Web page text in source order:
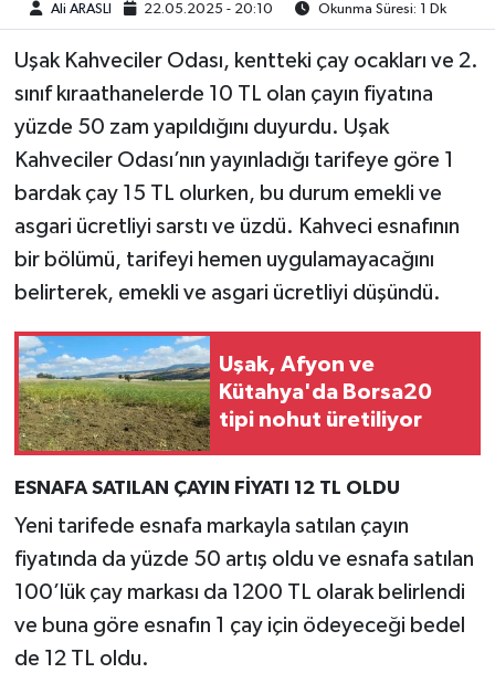
Ali ARASLI 22.05.2025 - 20:10 Okunma Süresi: 1 Dk
Uşak Kahveciler Odası, kentteki çay ocakları ve 2.
sınıf kıraathanelerde 10 TL olan çayın fiyatına
yüzde 50 zam yapıldığını duyurdu. Uşak
Kahveciler Odası’nın yayınladığı tarifeye göre 1
bardak çay 15 TL olurken, bu durum emekli ve
asgari ücretliyi sarstı ve üzdü. Kahveci esnafının
bir bölümü, tarifeyi hemen uygulamayacağını
belirterek, emekli ve asgari ücretliyi düşündü.
Uşak, Afyon ve
Kütahya'da Borsa20
tipi nohut üretiliyor
ESNAFA SATILAN ÇAYIN FİYATI 12 TL OLDU
Yeni tarifede esnafa markayla satılan çayın
fiyatında da yüzde 50 artış oldu ve esnafa satılan
100’lük çay markası da 1200 TL olarak belirlendi
ve buna göre esnafın 1 çay için ödeyeceği bedel
de 12 TL oldu.